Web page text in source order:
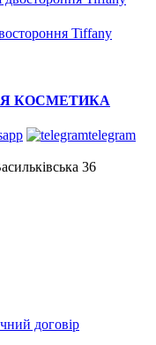
Tiffany
КОСМЕТИКА
telegram
36
договір